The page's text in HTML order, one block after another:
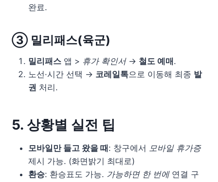
완료.
③ 밀리패스(육군)
밀리패스 앱 > 휴가 확인서→ 철도 예매 .
노선·시간 선택 → 코레일톡으로 이동해 최종 발
권 처리.
5. 상황별 실전 팁
모바일만 들고 왔을 때 : 창구에서 모바일 휴가증
제시 가능. (화면밝기 최대로)
환승: 환승표도 가능. 가능하면 한 번에연결 구